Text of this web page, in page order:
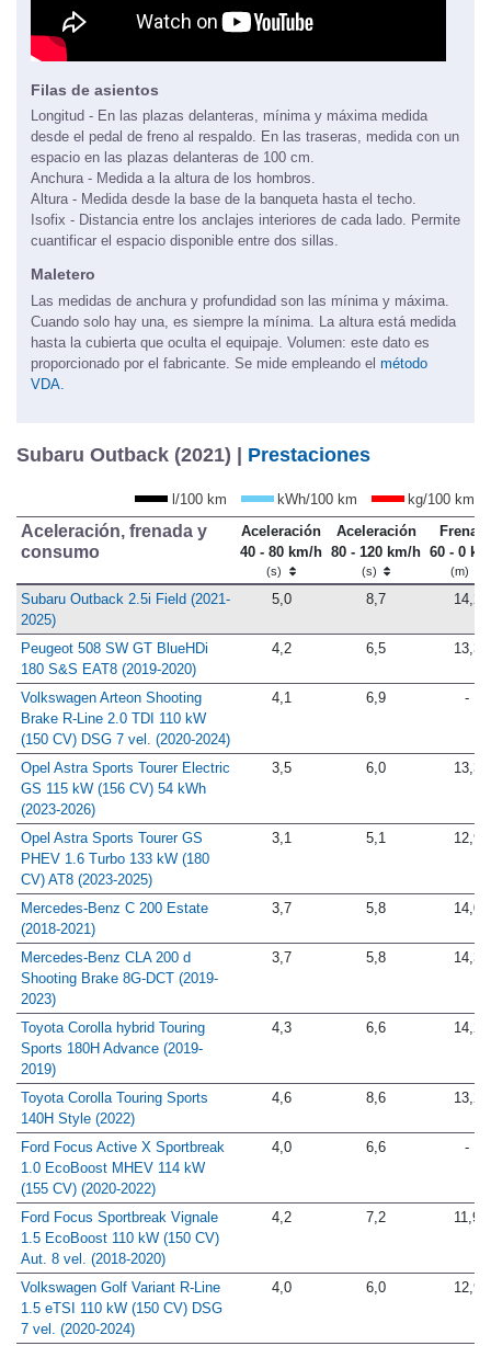
Filas de asientos
Longitud - En las plazas delanteras, mínima y máxima medida
desde el pedal de freno al respaldo. En las traseras, medida con un
espacio en las plazas delanteras de 100 cm.
Anchura - Medida a la altura de los hombros.
Altura - Medida desde la base de la banqueta hasta el techo.
Isofix - Distancia entre los anclajes interiores de cada lado. Permite
cuantificar el espacio disponible entre dos sillas.
Maletero
Las medidas de anchura y profundidad son las mínima y máxima.
Cuando solo hay una, es siempre la mínima. La altura está medida
hasta la cubierta que oculta el equipaje. Volumen: este dato es
proporcionado por el fabricante. Se mide empleando el método
VDA.
Subaru Outback (2021) | Prestaciones
l/100 km kWh/100 km kg/100 km
Aceleración, frenada y
consumo
Aceleración
40 - 80 km/h
(s)
Aceleración
80 - 120 km/h
(s)
60 - 0
(m)
Subaru Outback 2.5i Field (2021-
2025)
5,0 8,7 14,2
Peugeot 508 SW GT BlueHDi
180 S&S EAT8 (2019-2020)
4,2 6,5 13,3
Volkswagen Arteon Shooting
Brake R-Line 2.0 TDI 110 kW
(150 CV) DSG 7 vel. (2020-2024)
4,1 6,9 -
Opel Astra Sports Tourer Electric
GS 115 kW (156 CV) 54 kWh
(2023-2026)
3,5 6,0 13,3
Opel Astra Sports Tourer GS
PHEV 1.6 Turbo 133 kW (180
CV) AT8 (2023-2025)
3,1 5,1 12,9
Mercedes-Benz C 200 Estate
(2018-2021)
3,7 5,8 14,0
Mercedes-Benz CLA 200 d
Shooting Brake 8G-DCT (2019-
2023)
3,7 5,8 14,3
Toyota Corolla hybrid Touring
Sports 180H Advance (2019-
2019)
4,3 6,6 14,2
Toyota Corolla Touring Sports
140H Style (2022)
4,6 8,6 13,2
Ford Focus Active X Sportbreak
1.0 EcoBoost MHEV 114 kW
(155 CV) (2020-2022)
4,0 6,6 -
Ford Focus Sportbreak Vignale
1.5 EcoBoost 110 kW (150 CV)
Aut. 8 vel. (2018-2020)
4,2 7,2 11,9
Volkswagen Golf Variant R-Line
1.5 eTSI 110 kW (150 CV) DSG
7 vel. (2020-2024)
4,0 6,0 12,9